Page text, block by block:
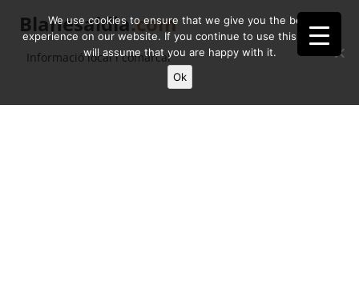
Blanesaldia.com
Informació local i comarcal
We use cookies to ensure that we give you the best
experience on our website. If you continue to use this site we
will assume that you are happy with it.
Ok